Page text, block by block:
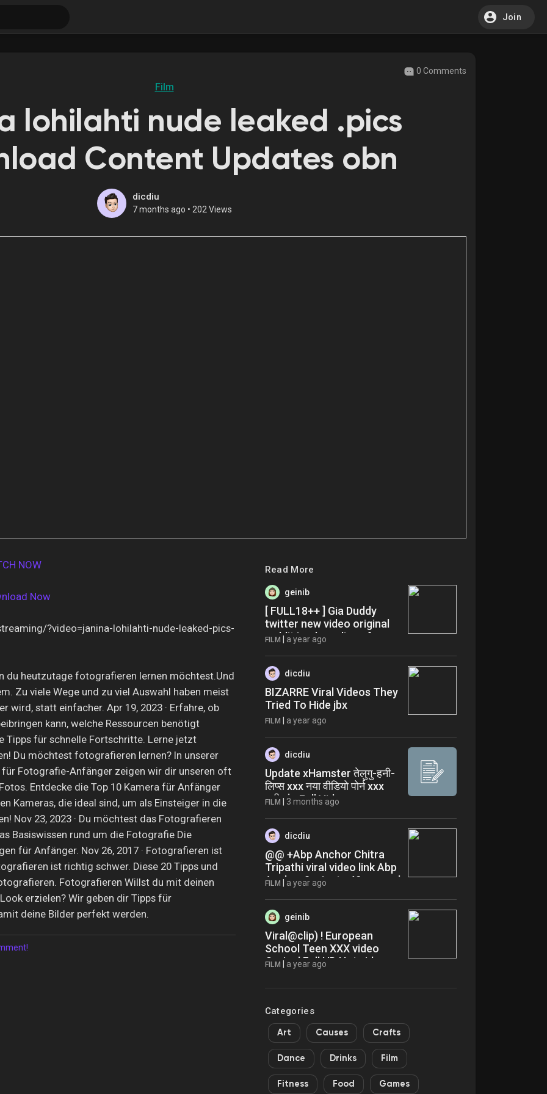
Join
0 Comments
Film
lohilahti nude leaked .pics
Content Updates obn
dicdiu
7 months ago • 202 Views
NOW
Now
?video=janina-lohilahti-nude-leaked-pics-
du heutzutage fotografieren lernen möchtest.Und
Zu viele Wege und zu viel Auswahl haben meist
wird, statt einfacher. Apr 19, 2023 · Erfahre, ob
kann, welche Ressourcen benötigt
Tipps für schnelle Fortschritte. Lerne jetzt
Du möchtest fotografieren lernen? In unserer
Fotografie-Anfänger zeigen wir dir unseren oft
Entdecke die Top 10 Kamera für Anfänger
Kameras, die ideal sind, um als Einsteiger in die
Nov 23, 2023 · Du möchtest das Fotografieren
Basiswissen rund um die Fotografie Die
für Anfänger. Nov 26, 2017 · Fotografieren ist
ist richtig schwer. Diese 20 Tipps und
Fotografieren Willst du mit deinen
erzielen? Wir geben dir Tipps für
deine Bilder perfekt werden.
Read More
geinib
[ FULL18++ ] Gia Duddy
twitter new video original
reddit Leaks online ufm
FILM a year ago
dicdiu
BIZARRE Viral Videos They
Tried To Hide jbx
FILM a year ago
dicdiu
Update xHamster तेलुगु-हनी-
लिप्स xxx नया वीडियो पोर्न xxx
बड़ी गांड Full Video
FILM 3 months ago
dicdiu
@@ +Abp Anchor Chitra
Tripathi viral video link Abp
Anchor 3 minute 42 second
FILM a year ago
geinib
Viral@clip) ! European
School Teen XXX video
Orginal Full HD Hot video
FILM a year ago
Categories
Art Causes Crafts
Dance Drinks Film
Fitness Food Games